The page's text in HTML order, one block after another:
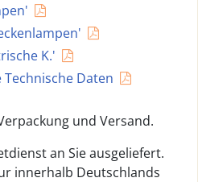
K.'
Daten
und Versand.
an Sie ausgeliefert.
innerhalb Deutschlands